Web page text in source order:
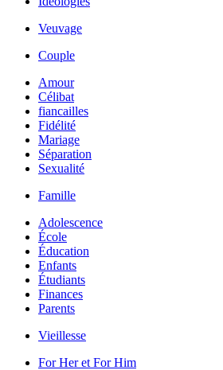
Veuvage
Couple
Amour
Célibat
fiancailles
Fidélité
Mariage
Séparation
Sexualité
Famille
Adolescence
École
Éducation
Enfants
Étudiants
Finances
Parents
Vieillesse
For Her et For Him